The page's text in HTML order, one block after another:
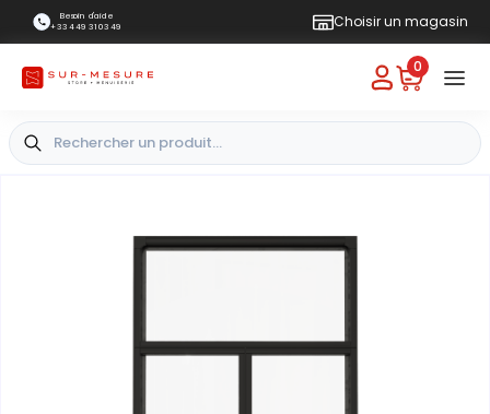
Besoin d'aide
+33 4 49 31 03 49
Choisir un magasin
0